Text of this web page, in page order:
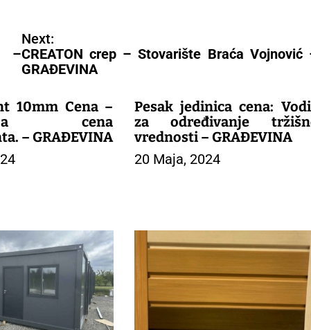
–
Next:
CREATON crep – Stovarište Braća Vojnović
GRAĐEVINA
10mm Cena –
cena
– GRAĐEVINA
Pesak jedinica cena:
za određivanje
vrednosti – GRAĐEVINA
20 Maja, 2024